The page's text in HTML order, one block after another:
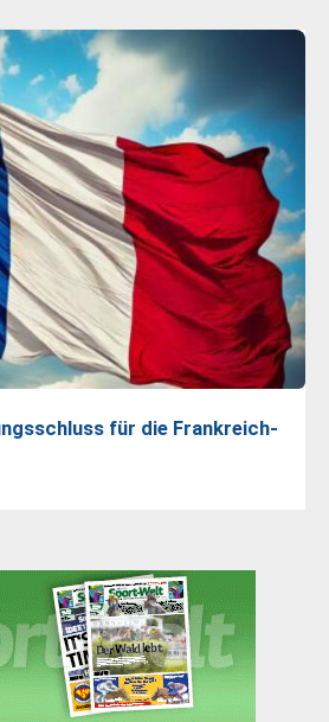
für die Frankreich-